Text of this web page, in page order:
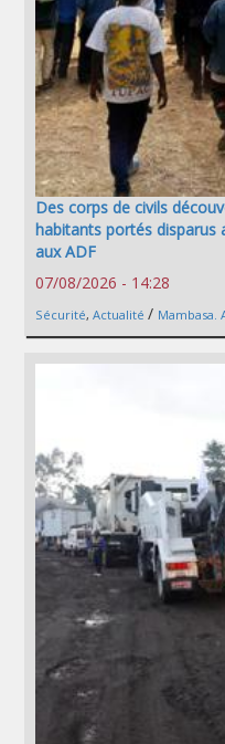
Des corps de civils
habitants portés disparus
aux ADF
07/08/2026 - 14:28
Sécurité, Actualité / Mambasa.